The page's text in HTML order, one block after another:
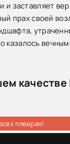
заставляет
прах своей
казалось
качестве
плеерах!